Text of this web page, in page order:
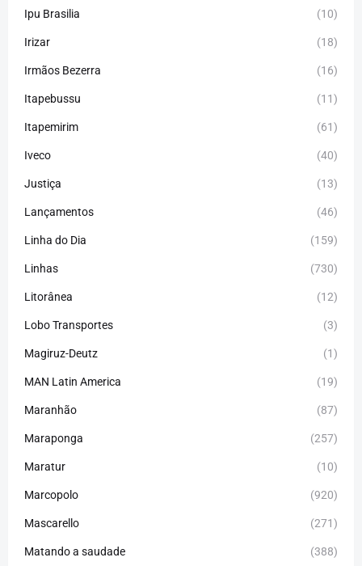
Ipu Brasilia (10)
Irizar (18)
Irmãos Bezerra (16)
Itapebussu (11)
Itapemirim (61)
Iveco (40)
Justiça (13)
Lançamentos (46)
Linha do Dia (159)
Linhas (730)
Litorânea (12)
Lobo Transportes (3)
Magiruz-Deutz (1)
MAN Latin America (19)
Maranhão (87)
Maraponga (257)
Maratur (10)
Marcopolo (920)
Mascarello (271)
Matando a saudade (388)